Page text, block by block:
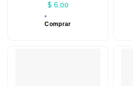
$ 6,00
Comprar